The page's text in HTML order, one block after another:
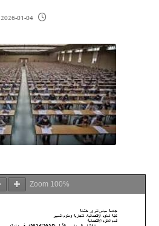
2026-01-04
Zoom 100%